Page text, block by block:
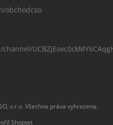
obchodcso
Shoptet
s.r.o. Všechna práva vyhrazena.